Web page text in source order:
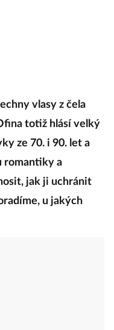
vlasy z čela
totiž hlásí velký
ze 70. i 90. let a
romantiky a
jak ji uchránit
u jakých